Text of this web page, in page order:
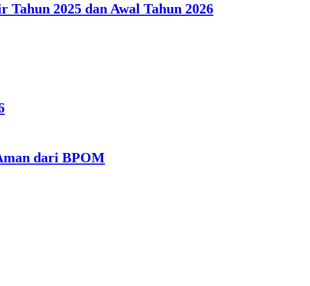
2025 dan Awal Tahun 2026
dari BPOM